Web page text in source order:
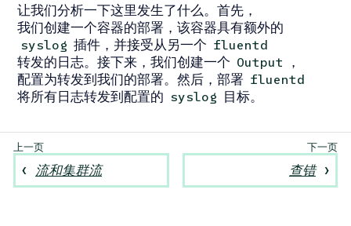
让我们分析一下这里发生了什么。首先，
我们创建一个容器的部署，该容器具有额外的
syslog 插件，并接受从另一个 fluentd
转发的日志。接下来，我们创建一个 Output
，
配置为转发到我们的部署。然后，部署 fluentd
将所有日志转发到配置的 syslog 目标。
流和集群流 查错